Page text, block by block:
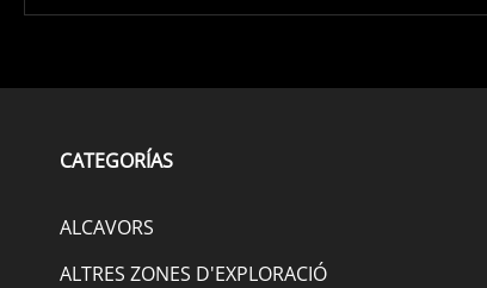
CATEGORÍAS
ALCAVORS
ALTRES ZONES D'EXPLORACIÓ